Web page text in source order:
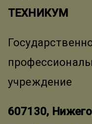
ТЕХНИКУМ
учреждение
607130,